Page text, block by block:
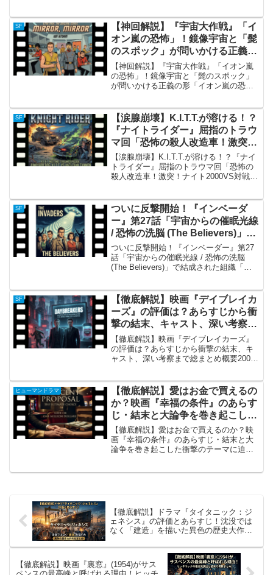
いディストピアSF 2005年に公開された
映画『イーオン・...
SF
【神回解説】『宇宙大作戦』「イ
オン嵐の恐怖」！鏡像宇宙と「髭
のスポック」が問いかける正義の
形
【神回解説】『宇宙大作戦』「イオン嵐
の恐怖」！鏡像宇宙と「髭のスポック」
が問いかける正義の形「イオン嵐の恐怖
「イオン嵐の恐怖（原題：Mirror, M...
SF
【涙腺崩壊】K.I.T.T.が溶ける！？
『ナイトライダー』屈指のトラウ
マ回「恐怖の殺人改造車！激突！
ナイト2000VS対戦車砲」徹底解
説
【涙腺崩壊】K.I.T.T.が溶ける！？『ナイ
トライダー』屈指のトラウマ回「恐怖の
殺人改造車！激突！ナイト2000VS対戦車
Dog）」の概要 『ナイトライ...
SF
ついに反撃開始！『インベーダ
ー』第27話「宇宙からの催眠光線
/ 恐怖の洗脳 (The Believers)」で
結成された組織「ビリーバーズ」
とは？
ついに反撃開始！『インベーダー』第27
話「宇宙からの催眠光線 / 恐怖の洗脳
(The Believers)」で結成された組織「ビ
の金字塔『インベー...
SF
【徹底解説】映画『デイブレイカ
ーズ』の評価は？あらすじから衝
撃の結末、キャスト、深い考察ま
で総まとめ
【徹底解説】映画『デイブレイカーズ』
の評価は？あらすじから衝撃の結末、キ
ャスト、深い考察まで総まとめ概要2009
Daybreakers）は、従来のヴァンパイア映
画が持っ...
ヒューマンドラマ
【徹底解説】愛はお金で買えるの
か？映画『幸福の条件』のあらす
じ・結末と大論争を巻き起こした
衝撃のテーマに迫る
【徹底解説】愛はお金で買えるのか？映
画『幸福の条件』のあらすじ・結末と大
論争を巻き起こした衝撃のテーマに迫る
【徹底解説】ドラマ『タイタニック：ジ
ェネシス』の評価とあらすじ！沈没では
なく「建造」を描いた異色の歴史大作を
【徹底解説】映画『裏窓』(1954)がサス